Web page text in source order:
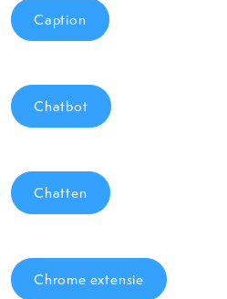
Caption
Chatbot
Chatten
Chrome extensie